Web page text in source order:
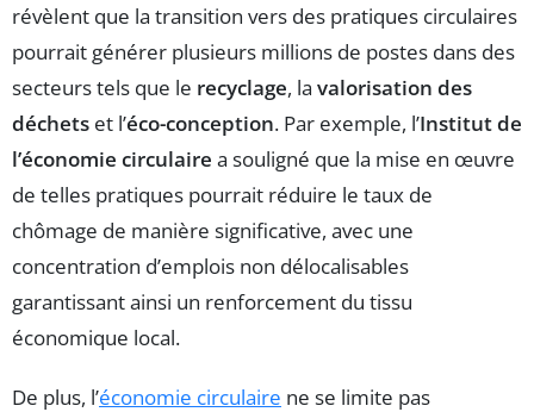
révèlent que la transition vers des pratiques circulaires
pourrait générer plusieurs millions de postes dans des
secteurs tels que le recyclage, la valorisation des
déchets et l’éco-conception. Par exemple, l’Institut de
l’économie circulaire a souligné que la mise en œuvre
de telles pratiques pourrait réduire le taux de
chômage de manière significative, avec une
concentration d’emplois non délocalisables
garantissant ainsi un renforcement du tissu
économique local.
De plus, l’économie circulaire ne se limite pas